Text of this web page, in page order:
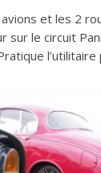
et les 2
sur le circuit
l’utilitaire